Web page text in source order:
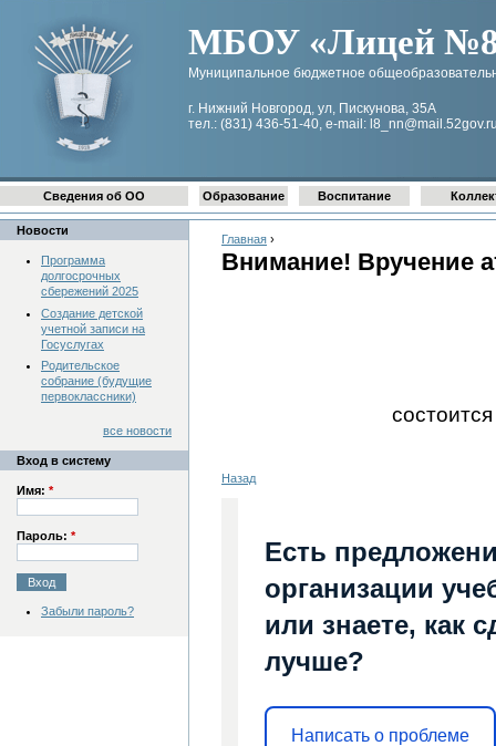
МБОУ «Лицей №8
Муниципальное бюджетное
г. Нижний Новгород, ул, Пискунова, 35А
тел.: (831) 436-51-40, e-mail:
Главная ›
Внимание! Вручение
Назад
Есть
организации
или знаете, как
лучше?
Написать о проблеме
Сведения об ОО Образование Воспитание
Новости
Программа
долгосрочных
сбережений 2025
Создание детской
учетной записи на
Госуслугах
Родительское
собрание (будущие
первоклассники)
все новости
Вход в систему
Имя: *
Пароль: *
Забыли пароль?